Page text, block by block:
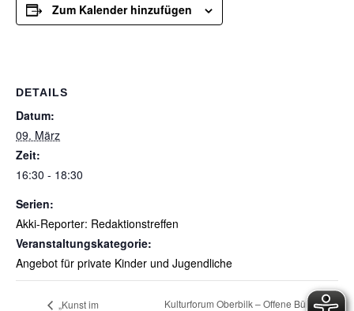
Zum Kalender hinzufügen
DETAILS
Datum:
09. März
Zeit:
16:30 - 18:30
Serien:
Akki-Reporter: Redaktionstreffen
Veranstaltungskategorie:
Angebot für private Kinder und Jugendliche
„Kunst im Kulturforum Oberbilk – Offene Bühne für